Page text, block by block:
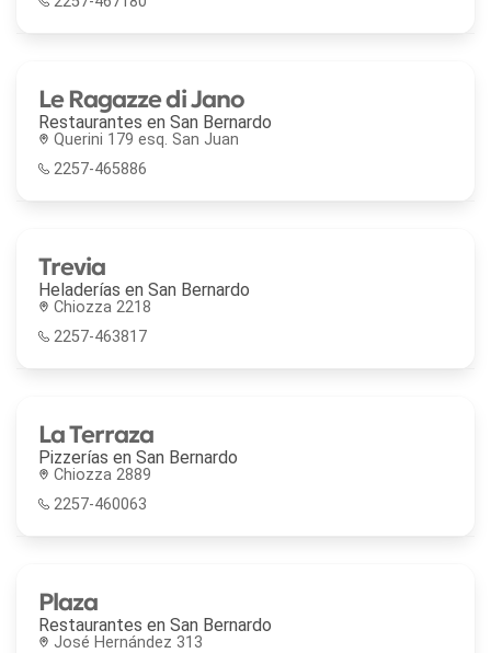
Le Ragazze di Jano
Restaurantes en San Bernardo
Querini 179 esq. San Juan
2257-465886
Trevia
Heladerías en San Bernardo
Chiozza 2218
2257-463817
La Terraza
Pizzerías en San Bernardo
Chiozza 2889
2257-460063
Plaza
Restaurantes en San Bernardo
José Hernández 313